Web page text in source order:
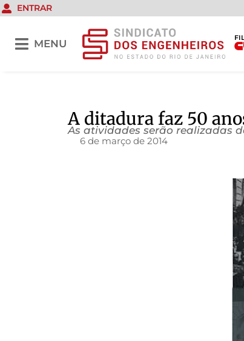
ENTRAR
MENU
A ditadura faz 50
As atividades serão realizadas
6 de março de 2014